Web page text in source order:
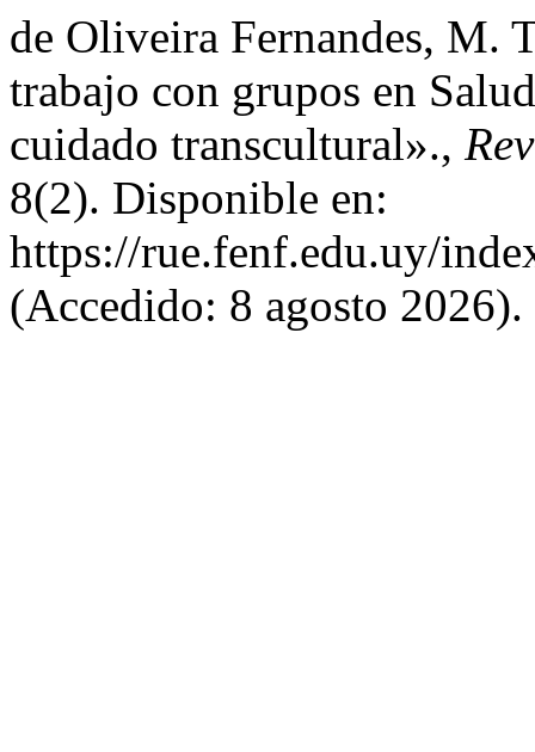
de Oliveira Fernandes, M.
trabajo con grupos en
cuidado transcultural».,
8(2). Disponible en:
https://rue.fenf.edu.uy/
(Accedido: 8 agosto 2026).